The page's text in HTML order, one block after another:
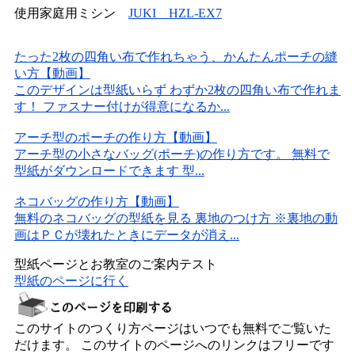
使用家庭用ミシン JUKI HZL-EX7
たった2枚の四角い布で作れちゃう、かんたんポーチの縫
い方【動画】
このデザインは型紙いらず わずか2枚の四角い布で作れま
す！ ファスナー付けが得意になるか...
アーチ型のポーチの作り方【動画】
アーチ型の小さなバッグ(ポーチ)の作り方です。 無料で
型紙がダウンロードできます 型...
ネコバッグの作り方【動画】
無料のネコバッグの型紙を見る 裏地のつけ方 ※裏地の動
画はＰＣが壊れたときにデータが消え...
型紙ページとお教室のご案内テスト
型紙のページに行く
このサイトのつくり方ページはいつでも無料でご覧いた
だけます。 このサイトのページへのリンクはフリーです